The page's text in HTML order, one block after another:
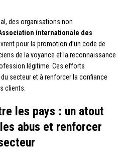
des organisations non
internationale des
pour la promotion d’un code de
de la voyance et la reconnaissance
légitime. Ces efforts
secteur et à renforcer la confiance
clients.
les pays : un atout
abus et renforcer